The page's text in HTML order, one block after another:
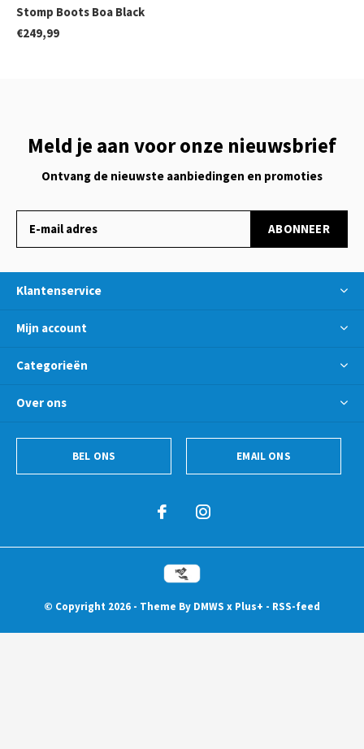
Stomp Boots Boa Black
€249,99
Meld je aan voor onze nieuwsbrief
Ontvang de nieuwste aanbiedingen en promoties
ABONNEER
Klantenservice
Mijn account
Categorieën
Over ons
BEL ONS EMAIL ONS
© Copyright 2026 - Theme By DMWS x Plus+ - RSS-feed